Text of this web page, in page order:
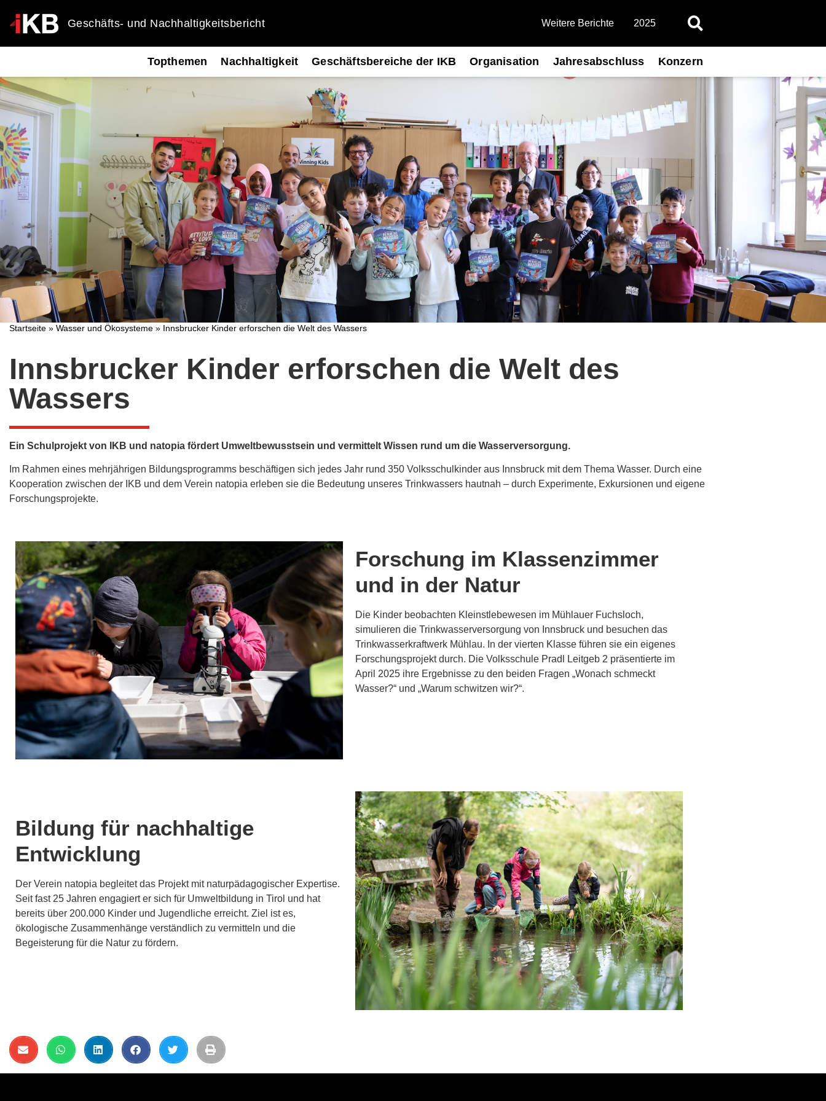
Geschäfts- und Nachhaltigkeitsbericht Weitere Berichte 2025
Topthemen Nachhaltigkeit Geschäftsbereiche der IKB Organisation Jahresabschluss Konzern
Startseite » Wasser und Ökosysteme » Innsbrucker Kinder erforschen die Welt des Wassers
Innsbrucker Kinder erforschen die Welt des
Wassers
Ein Schulprojekt von IKB und natopia fördert Umweltbewusstsein und vermittelt Wissen rund um die Wasserversorgung.
Im Rahmen eines mehrjährigen Bildungsprogramms beschäftigen sich jedes Jahr rund 350 Volksschulkinder aus Innsbruck mit dem Thema Wasser. Durch eine
Kooperation zwischen der IKB und dem Verein natopia erleben sie die Bedeutung unseres Trinkwassers hautnah – durch Experimente, Exkursionen und eigene
Forschungsprojekte.
Forschung im Klassenzimmer
und in der Natur
Die Kinder beobachten Kleinstlebewesen im Mühlauer Fuchsloch,
simulieren die Trinkwasserversorgung von Innsbruck und besuchen das
Trinkwasserkraftwerk Mühlau. In der vierten Klasse führen sie ein eigenes
Forschungsprojekt durch. Die Volksschule Pradl Leitgeb 2 präsentierte im
April 2025 ihre Ergebnisse zu den beiden Fragen „Wonach schmeckt
Wasser?“ und „Warum schwitzen wir?“.
Bildung für nachhaltige
Entwicklung
Der Verein natopia begleitet das Projekt mit naturpädagogischer Expertise.
Seit fast 25 Jahren engagiert er sich für Umweltbildung in Tirol und hat
bereits über 200.000 Kinder und Jugendliche erreicht. Ziel ist es,
ökologische Zusammenhänge verständlich zu vermitteln und die
Begeisterung für die Natur zu fördern.